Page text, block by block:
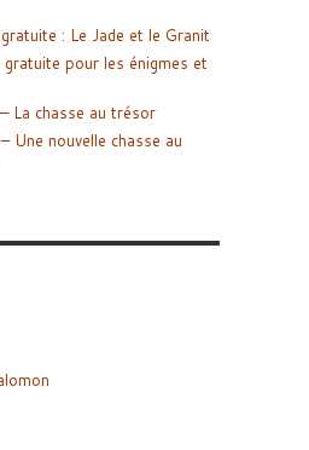
: Le Jade et le Granit
pour les énigmes et
La chasse au trésor
Une nouvelle chasse au